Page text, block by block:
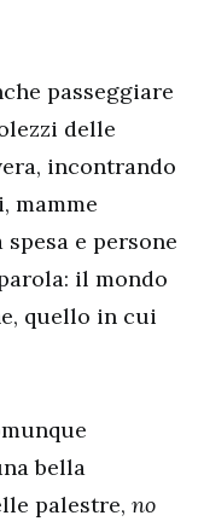
passeggiare
delle
incontrando
mamme
e persone
il mondo
quello in cui
bella
palestre, no